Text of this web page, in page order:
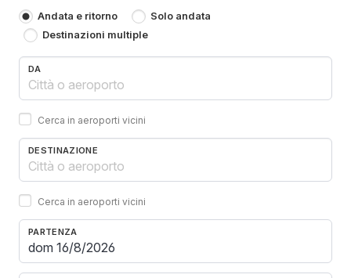
Andata e ritorno
Solo andata
Destinazioni multiple
DA
Cerca in aeroporti vicini
DESTINAZIONE
Cerca in aeroporti vicini
PARTENZA